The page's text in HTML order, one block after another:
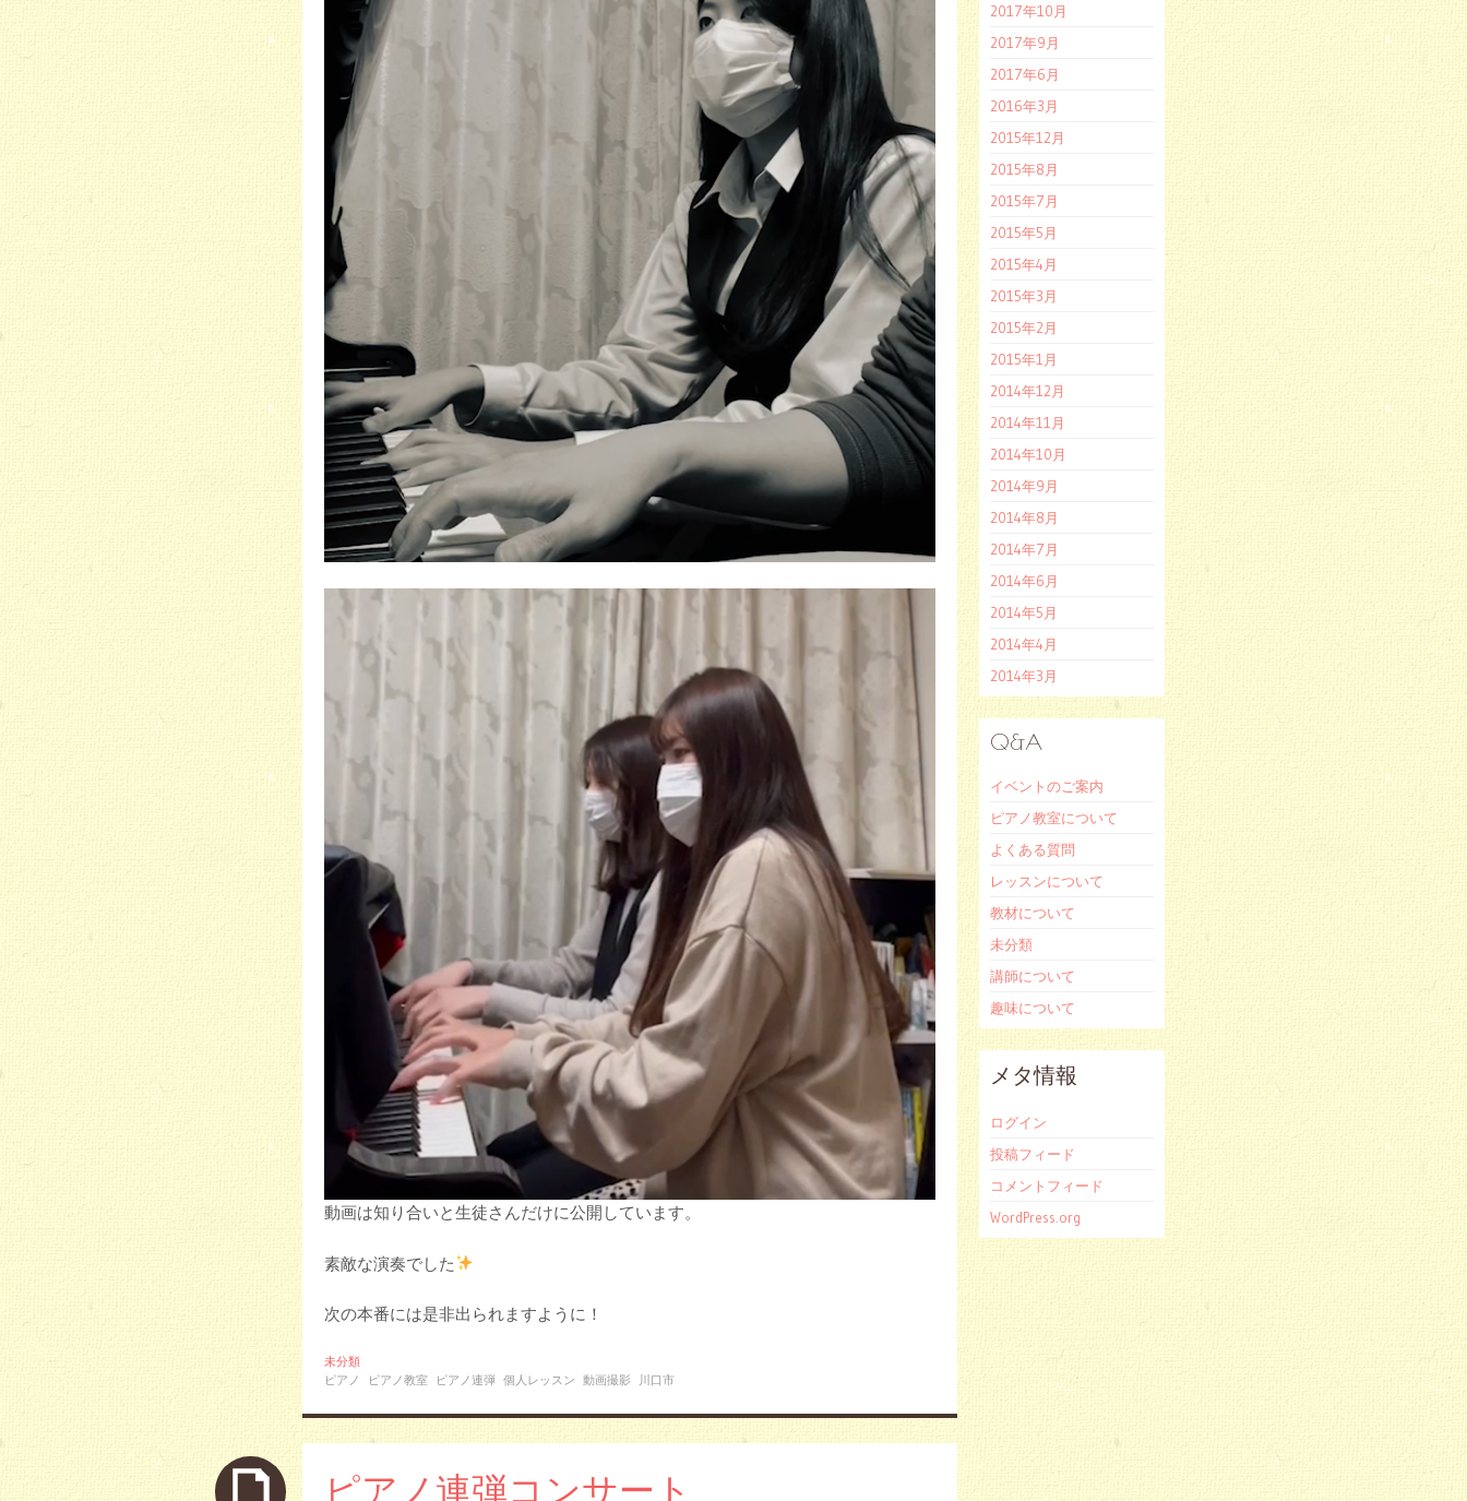
動画は知り合いと生徒さんだけに公開しています。
素敵な演奏でした
次の本番には是非出られますように！
未分類
ピアノ
ピアノ教室 ピアノ連弾 個人レッスン 動画撮影 川口市
ピアノ連弾コンサート
2017年10月
2017年9月
2017年6月
2016年3月
2015年12月
2015年8月
2015年7月
2015年5月
2015年4月
2015年3月
2015年2月
2015年1月
2014年12月
2014年11月
2014年10月
2014年9月
2014年8月
2014年7月
2014年6月
2014年5月
2014年4月
2014年3月
Q&A
イベントのご案内
ピアノ教室について
よくある質問
レッスンについて
教材について
未分類
講師について
趣味について
メタ情報
ログイン
投稿フィード
コメントフィード
WordPress.org